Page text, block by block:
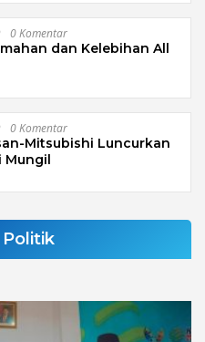
0 Komentar
dan Kelebihan All
0 Komentar
Mitsubishi Luncurkan
Mungil